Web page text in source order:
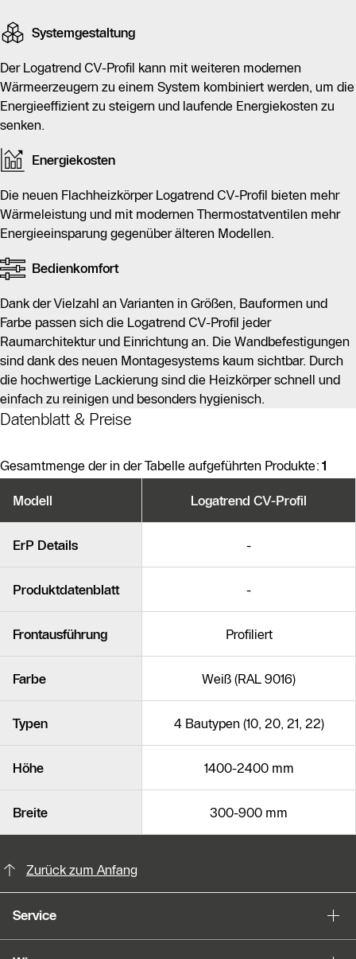
Systemgestaltung
Der Logatrend CV-Profil kann mit weiteren modernen
Wärmeerzeugern zu einem System kombiniert werden, um die
Energieeffizient zu steigern und laufende Energiekosten zu
senken.
Energiekosten
Die neuen Flachheizkörper Logatrend CV-Profil bieten mehr
Wärmeleistung und mit modernen Thermostatventilen mehr
Energieeinsparung gegenüber älteren Modellen.
Bedienkomfort
Dank der Vielzahl an Varianten in Größen, Bauformen und
Farbe passen sich die Logatrend CV-Profil jeder
Raumarchitektur und Einrichtung an. Die Wandbefestigungen
sind dank des neuen Montagesystems kaum sichtbar. Durch
die hochwertige Lackierung sind die Heizkörper schnell und
einfach zu reinigen und besonders hygienisch.
Datenblatt & Preise
Gesamtmenge der in der Tabelle aufgeführten Produkte: 1
Modell Logatrend CV-Profil
ErP Details -
Produktdatenblatt -
Frontausführung Profiliert
Farbe Weiß (RAL 9016)
Typen 4 Bautypen (10, 20, 21, 22)
Höhe 1400-2400 mm
Breite 300-900 mm
Slider Bildergalerie
Zurück zum Anfang
Service